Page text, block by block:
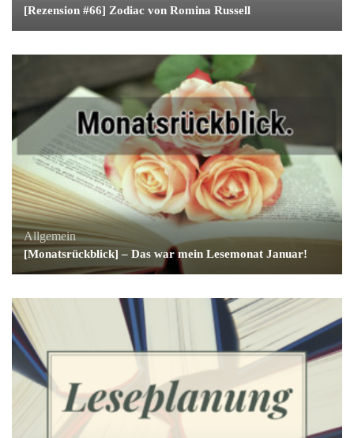
[Rezension #66] Zodiac von Romina Russell
Allgemein
[Monatsrückblick] – Das war mein Lesemonat Januar!